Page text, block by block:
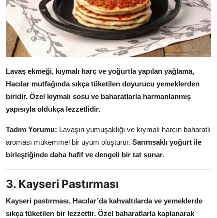
Lavaş ekmeği, kıymalı harç ve yoğurtla yapılan yağlama,
Hacılar mutfağında sıkça tüketilen doyurucu yemeklerden
biridir. Özel kıymalı sosu ve baharatlarla harmanlanmış
yapısıyla oldukça lezzetlidir.
Tadım Yorumu: Lavaşın yumuşaklığı ve kıymalı harcın baharatlı
aroması mükemmel bir uyum oluşturur. Sarımsaklı yoğurt ile
birleştiğinde daha hafif ve dengeli bir tat sunar.
3. Kayseri Pastırması
Kayseri pastırması, Hacılar’da kahvaltılarda ve yemeklerde
sıkça tüketilen bir lezzettir. Özel baharatlarla kaplanarak